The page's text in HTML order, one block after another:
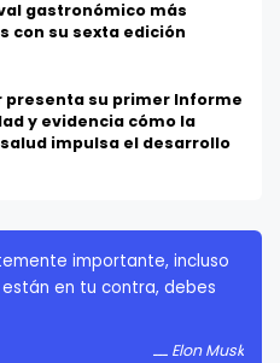
gastronómico más
con su sexta edición
presenta su primer Informe
y evidencia cómo la
impulsa el desarrollo
importante, incluso
en tu contra, debes
Elon Musk
importante. No debes
estés obligado a rendirte.